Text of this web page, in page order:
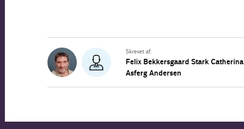
Skrevet af:
Felix Bekkersgaard Stark Catherina
Asferg Andersen